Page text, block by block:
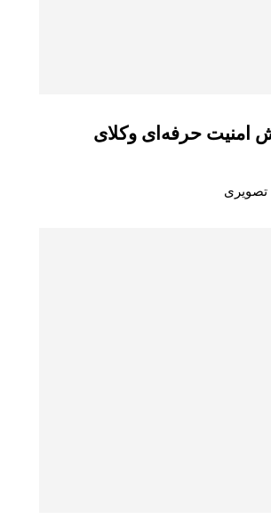
امنیت حرفه‌ای وکلای